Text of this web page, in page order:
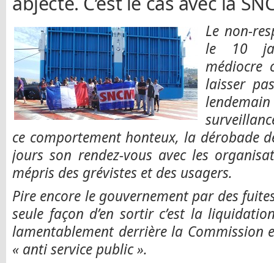
Le non-
le 10
médiocre
laisser
ce comportement honteux, la dérobade
jours son rendez-vous avec les
mépris des grévistes et des usagers.
Pire encore le gouvernement par des
seule façon d’en sortir c’est la
lamentablement derrière la Commission
« anti service public ».